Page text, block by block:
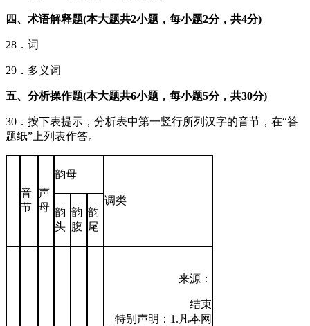
四、术语解释题(本大题共2小题，每小题2分，共4分)
28．词
29．多义词
五、分析操作题(本大题共6小题，每小题5分，共30分)
30．按下表提示，分析表中第一竖行所列汉字的音节，在“答
题纸”上列表作答。
音
节
声
母
韵母
调类
韵
头
韵
腹
韵
尾
来源：
结束
特别声明：1.凡本网